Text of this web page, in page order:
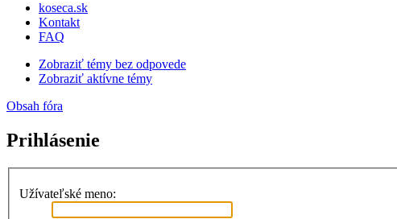
koseca.sk
Kontakt
FAQ
Zobraziť témy bez odpovede
Zobraziť aktívne témy
Obsah fóra
Prihlásenie
Užívateľské meno: